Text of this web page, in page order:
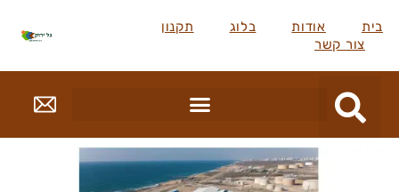
בית אודות בלוג
תקנון
צור קשר